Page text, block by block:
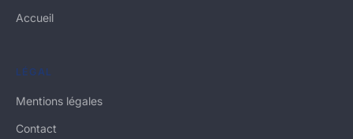
Accueil
LÉGAL
Mentions légales
Contact